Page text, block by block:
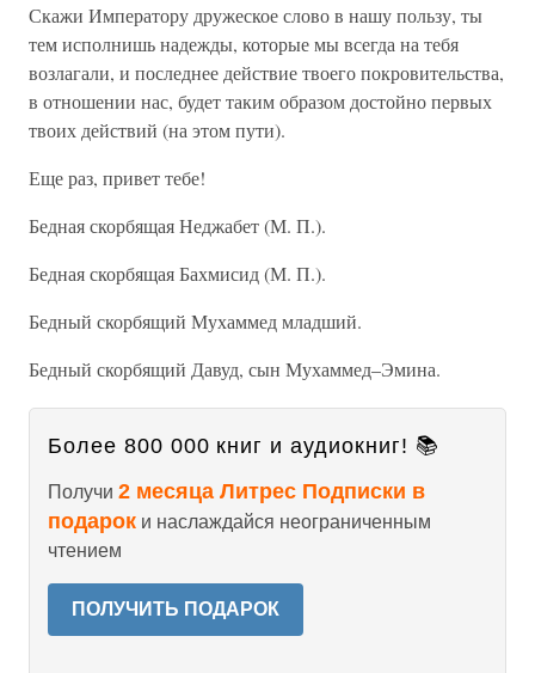
Скажи Императору дружеское слово в нашу пользу, ты
тем исполнишь надежды, которые мы всегда на тебя
возлагали, и последнее действие твоего покровительства,
в отношении нас, будет таким образом достойно первых
твоих действий (на этом пути).
Еще раз, привет тебе!
Бедная скорбящая Неджабет (М. П.).
Бедная скорбящая Бахмисид (М. П.).
Бедный скорбящий Мухаммед младший.
Бедный скорбящий Давуд, сын Мухаммед–Эмина.
Более 800 000 книг и аудиокниг! 📚
Получи 2 месяца Литрес Подписки в
подарок и наслаждайся неограниченным
чтением
ПОЛУЧИТЬ ПОДАРОК